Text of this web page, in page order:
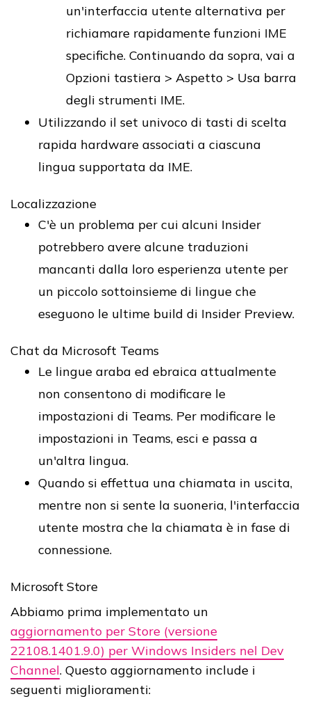
un'interfaccia utente alternativa per
richiamare rapidamente funzioni IME
specifiche. Continuando da sopra, vai a
Opzioni tastiera > Aspetto > Usa barra
degli strumenti IME.
Utilizzando il set univoco di tasti di scelta
rapida hardware associati a ciascuna
lingua supportata da IME.
Localizzazione
C'è un problema per cui alcuni Insider
potrebbero avere alcune traduzioni
mancanti dalla loro esperienza utente per
un piccolo sottoinsieme di lingue che
eseguono le ultime build di Insider Preview.
Chat da Microsoft Teams
Le lingue araba ed ebraica attualmente
non consentono di modificare le
impostazioni di Teams. Per modificare le
impostazioni in Teams, esci e passa a
un'altra lingua.
Quando si effettua una chiamata in uscita,
mentre non si sente la suoneria, l'interfaccia
utente mostra che la chiamata è in fase di
connessione.
Microsoft Store
Abbiamo prima implementato un
aggiornamento per Store (versione
22108.1401.9.0) per Windows Insiders nel Dev
Channel. Questo aggiornamento include i
seguenti miglioramenti: